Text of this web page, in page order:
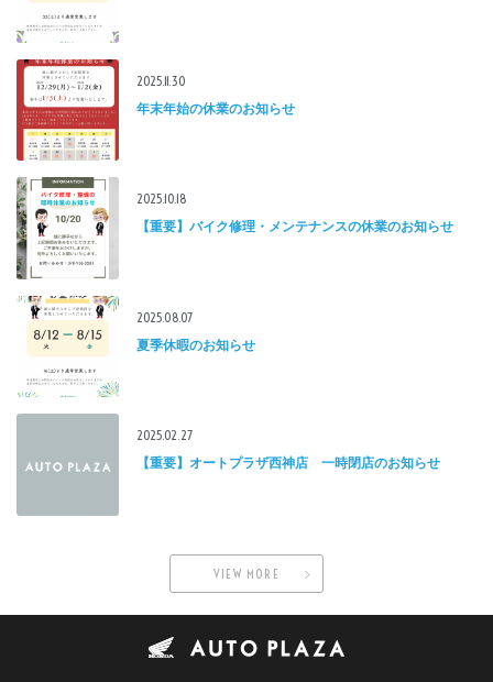
2025.11.30
年末年始の休業のお知らせ
2025.10.18
【重要】バイク修理・メンテナンスの休業のお知らせ
2025.08.07
夏季休暇のお知らせ
2025.02.27
【重要】オートプラザ西神店 一時閉店のお知らせ
VIEW MORE